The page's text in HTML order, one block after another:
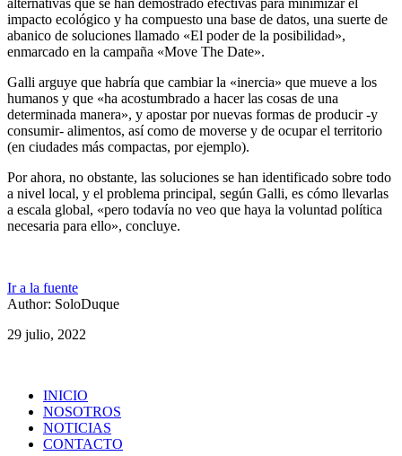
impacto ecológico y ha compuesto una base de datos, una suerte de
abanico de soluciones llamado «El poder de la posibilidad»,
enmarcado en la campaña «Move The Date».
Galli arguye que habría que cambiar la «inercia» que mueve a los
humanos y que «ha acostumbrado a hacer las cosas de una
determinada manera», y apostar por nuevas formas de producir -y
consumir- alimentos, así como de moverse y de ocupar el territorio
(en ciudades más compactas, por ejemplo).
Por ahora, no obstante, las soluciones se han identificado sobre todo
a nivel local, y el problema principal, según Galli, es cómo llevarlas
a escala global, «pero todavía no veo que haya la voluntad política
necesaria para ello», concluye.
Ir a la fuente
Author: SoloDuque
29 julio, 2022
INICIO
NOSOTROS
NOTICIAS
CONTACTO